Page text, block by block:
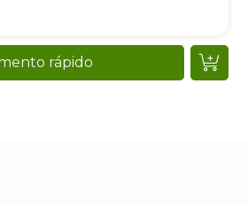
rápido